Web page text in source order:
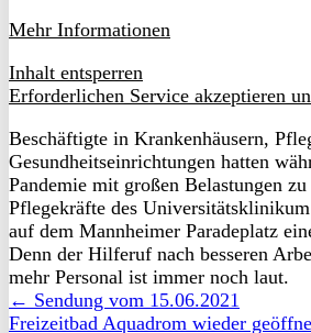
Mehr Informationen
Inhalt entsperren
Erforderlichen Service akzeptieren
Beschäftigte in Krankenhäusern,
Gesundheitseinrichtungen hatten
Pandemie mit großen Belastungen
Pflegekräfte des
auf dem Mannheimer Paradeplatz
Denn der Hilferuf nach besseren
mehr Personal ist immer noch laut.
← Sendung vom 15.06.2021
Freizeitbad Aquadrom wieder